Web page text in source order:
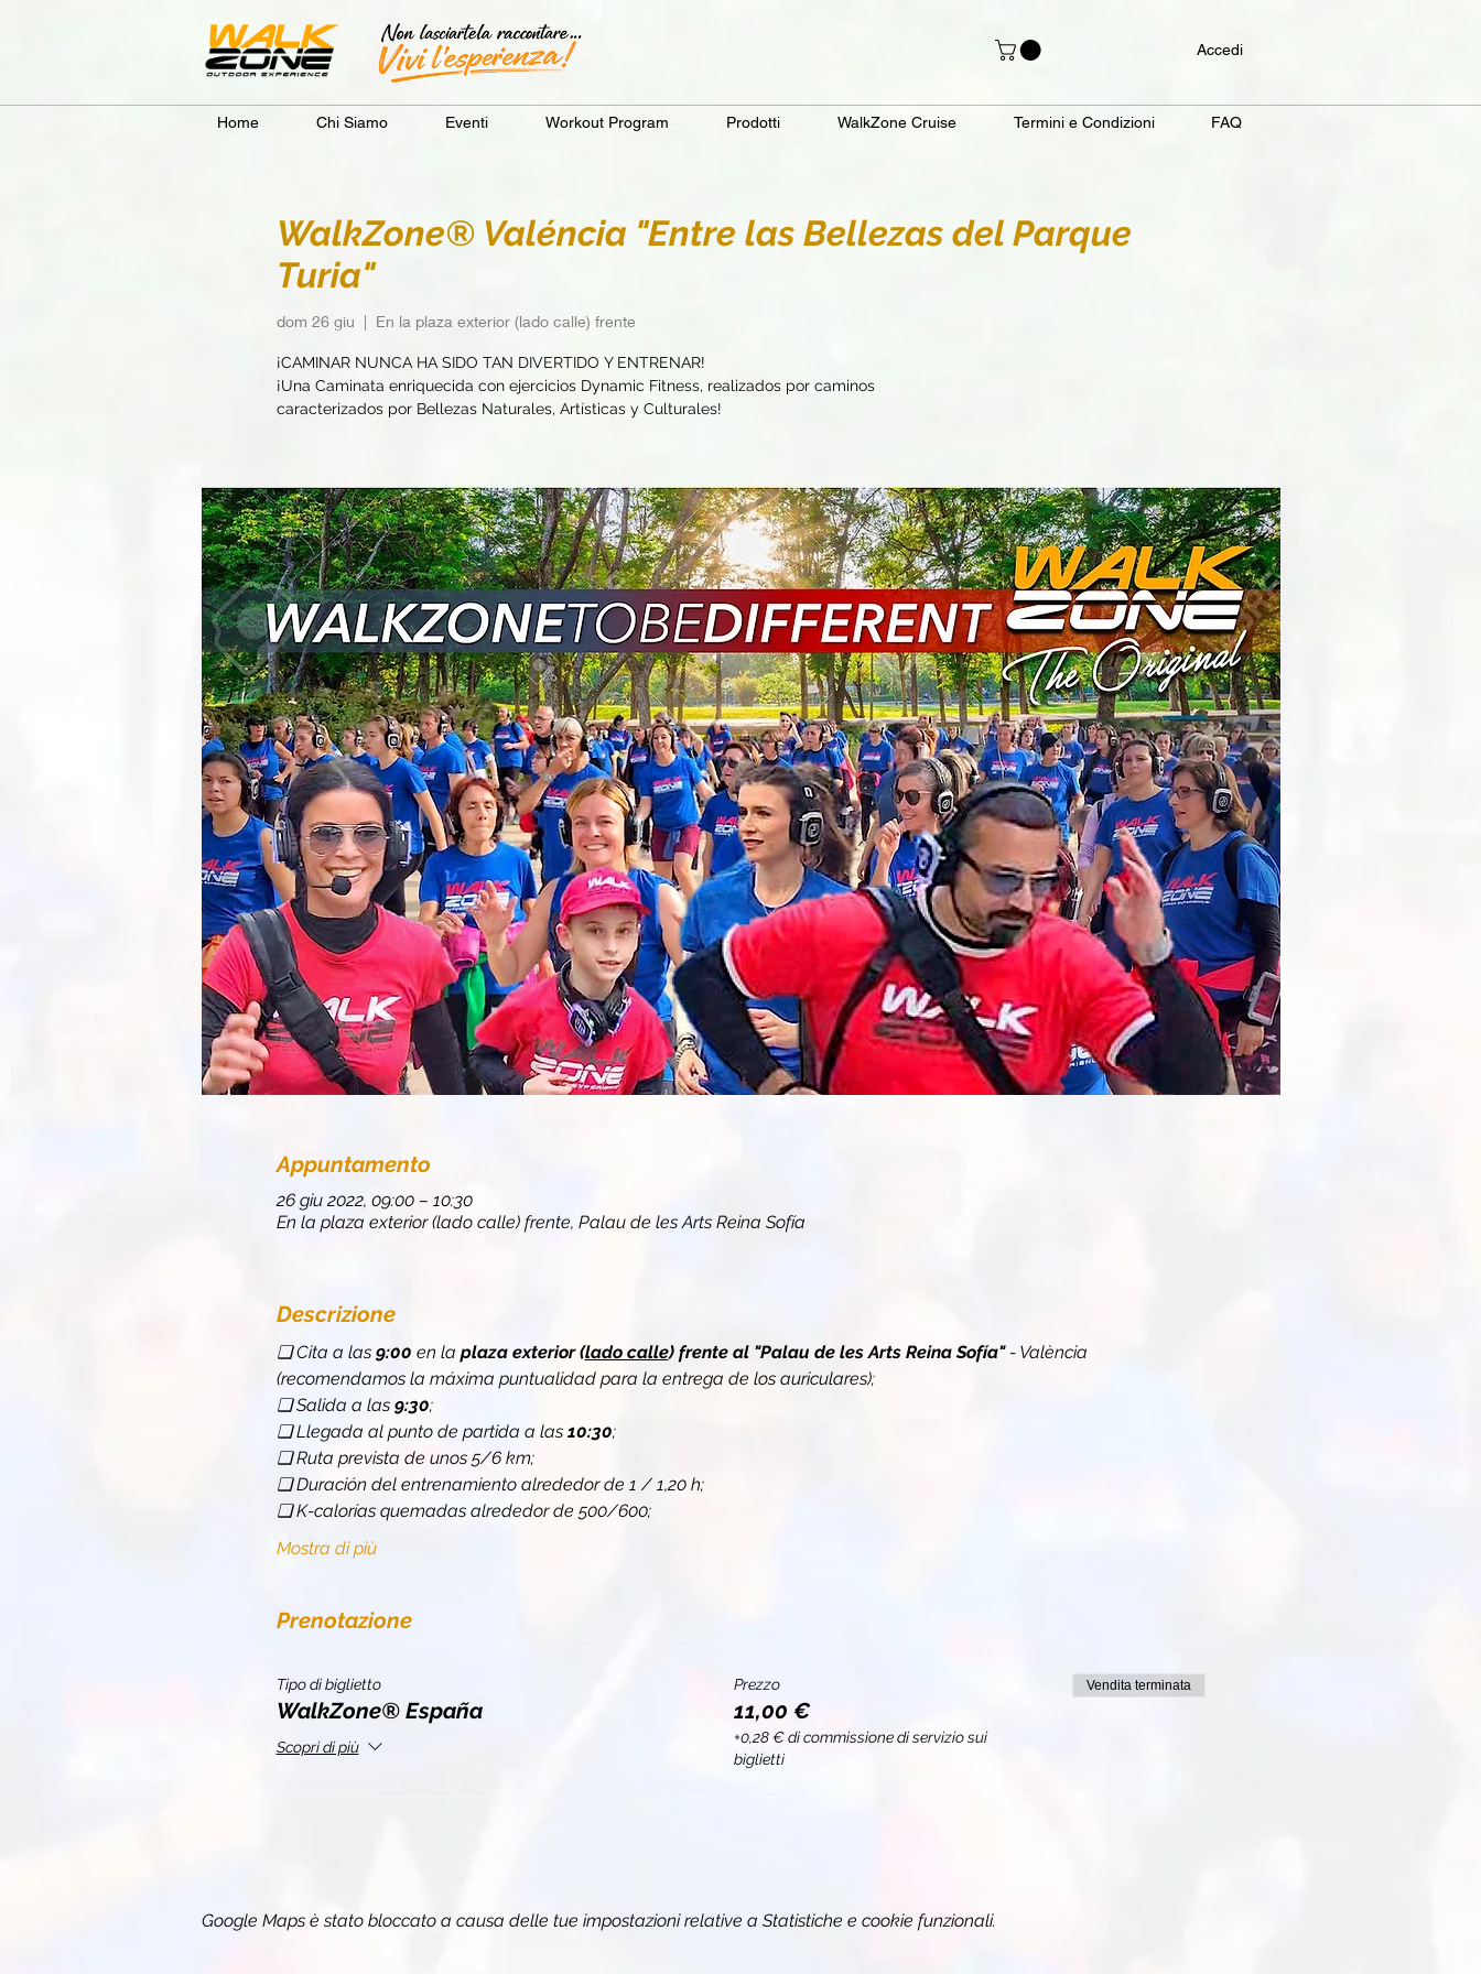
Accedi
Home Chi Siamo Eventi Workout Program Prodotti WalkZone Cruise Termini e Condizioni FAQ
WalkZone® Valéncia "Entre las Bellezas del Parque
Turia"
dom 26 giu
  |
En la plaza exterior (lado calle) frente
¡CAMINAR NUNCA HA SIDO TAN DIVERTIDO Y ENTRENAR!
¡Una Caminata enriquecida con ejercicios Dynamic Fitness, realizados por caminos
caracterizados por Bellezas Naturales, Artísticas y Culturales!
Appuntamento
26 giu 2022, 09:00 – 10:30
En la plaza exterior (lado calle) frente, Palau de les Arts Reina Sofía
Descrizione
❏ Cita a las 9:00 en la plaza exterior (lado calle) frente al "Palau de les Arts Reina Sofía" - València
(recomendamos la máxima puntualidad para la entrega de los auriculares);
❏ Salida a las 9:30;
❏ Llegada al punto de partida a las 10:30;
❏ Ruta prevista de unos 5/6 km;
❏ Duración del entrenamiento alrededor de 1 / 1,20 h;
❏ K-calorías quemadas alrededor de 500/600;
Mostra di più
Prenotazione
Tipo di biglietto
WalkZone® España
Scopri di più
Prezzo
11,00 €
+0,28 € di commissione di servizio sui
biglietti
Vendita terminata
Google Maps è stato bloccato a causa delle tue impostazioni relative a Statistiche e cookie funzionali.